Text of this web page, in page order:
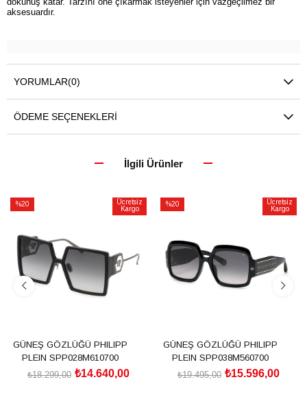
aksesuardır.
YORUMLAR(0)
ÖDEME SEÇENEKLERI
İlgili Ürünler
%20
Ücretsiz
Kargo
GÜNEŞ GÖZLÜĞÜ PHILIPP
PLEIN SPP028M610700
₺14.640,00
₺18.299,00
%20
Ücretsiz
Kargo
GÜNEŞ GÖZLÜĞÜ PHILIPP
PLEIN SPP038M560700
₺15.596,00
₺19.495,00